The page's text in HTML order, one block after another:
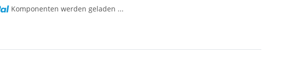
Komponenten werden geladen ...